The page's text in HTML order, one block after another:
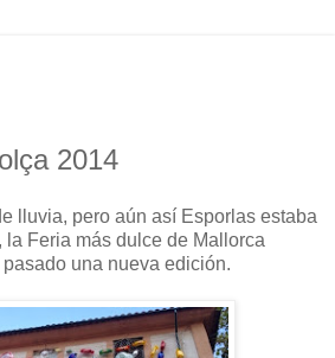
2014
lluvia, pero aún así Esporlas estaba
Feria más dulce de Mallorca
una nueva edición.